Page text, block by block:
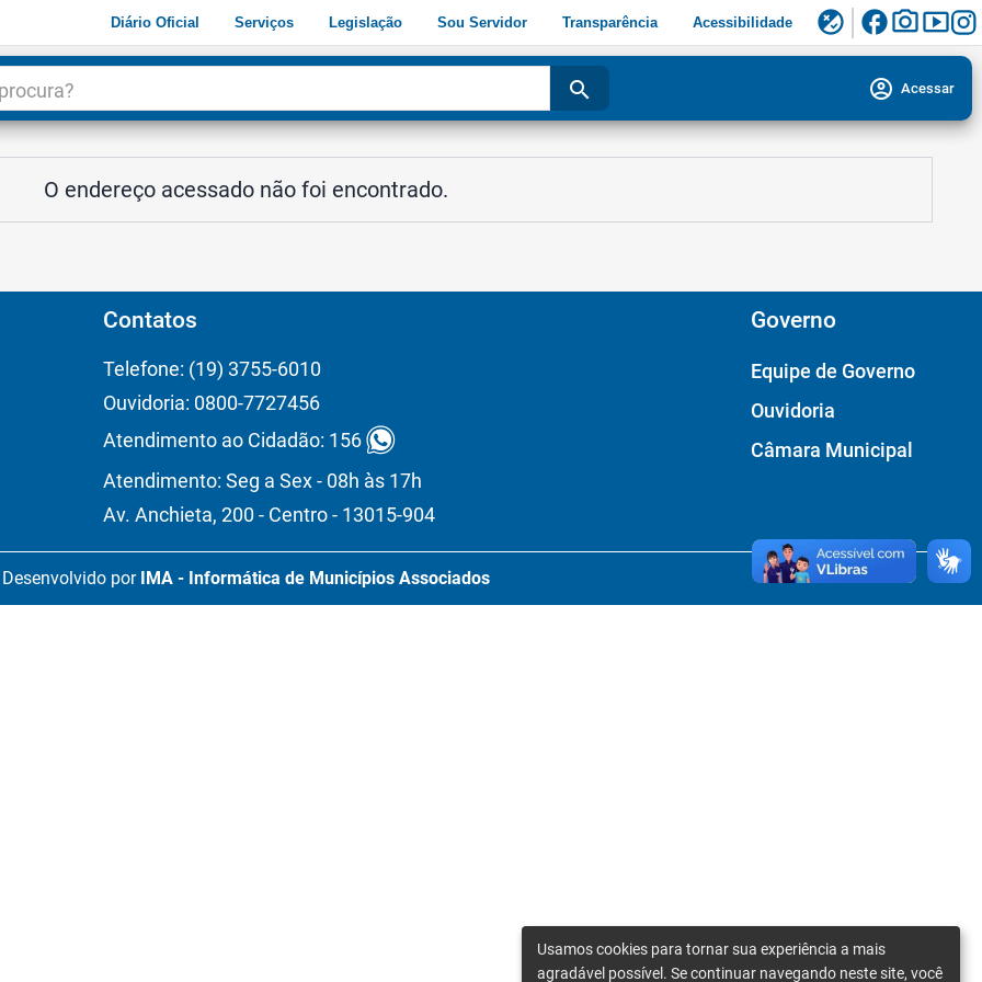
Diário Oficial Serviços Legislação Sou Servidor Transparência Acessibilidade flaky facebookphoto_camerasmart_display
search account_circle Acessar
O endereço acessado não foi encontrado.
Contatos
Telefone: (19) 3755-6010
Ouvidoria: 0800-7727456
Atendimento ao Cidadão: 156
Atendimento: Seg a Sex - 08h às 17h
Av. Anchieta, 200 - Centro - 13015-904
Governo
Equipe de Governo
Ouvidoria
Câmara Municipal
Desenvolvido por IMA - Informática de Municípios Associados
Usamos cookies para tornar sua experiência a mais
agradável possível. Se continuar navegando neste site, você